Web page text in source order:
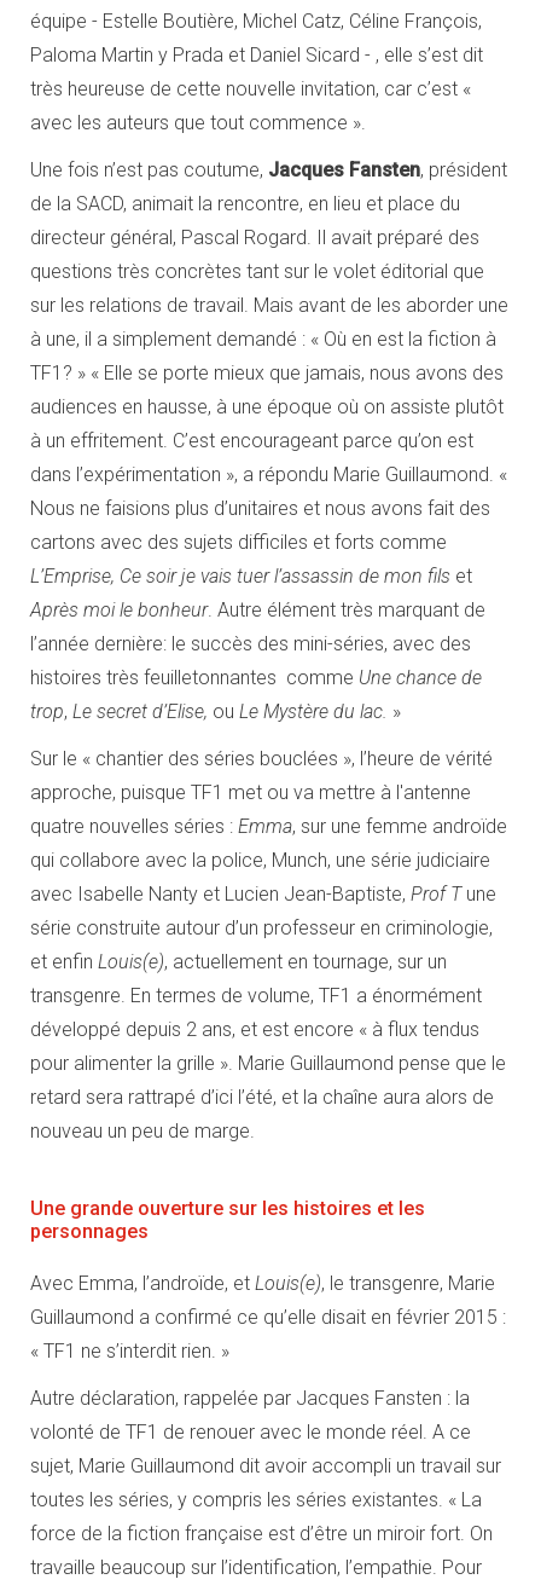
équipe - Estelle Boutière, Michel Catz, Céline François,
Paloma Martin y Prada et Daniel Sicard - , elle s’est dit
très heureuse de cette nouvelle invitation, car c’est «
avec les auteurs que tout commence ».
Une fois n’est pas coutume, Jacques Fansten, président
de la SACD, animait la rencontre, en lieu et place du
directeur général, Pascal Rogard. Il avait préparé des
questions très concrètes tant sur le volet éditorial que
sur les relations de travail. Mais avant de les aborder une
à une, il a simplement demandé : « Où en est la fiction à
TF1? » « Elle se porte mieux que jamais, nous avons des
audiences en hausse, à une époque où on assiste plutôt
à un effritement. C’est encourageant parce qu’on est
dans l’expérimentation », a répondu Marie Guillaumond. «
Nous ne faisions plus d’unitaires et nous avons fait des
cartons avec des sujets difficiles et forts comme
L’Emprise, Ce soir je vais tuer l’assassin de mon fils et
Après moi le bonheur. Autre élément très marquant de
l’année dernière: le succès des mini-séries, avec des
histoires très feuilletonnantes comme Une chance de
trop, Le secret d’Elise, ou Le Mystère du lac. »
Sur le « chantier des séries bouclées », l’heure de vérité
approche, puisque TF1 met ou va mettre à l'antenne
quatre nouvelles séries : Emma, sur une femme androïde
qui collabore avec la police, Munch, une série judiciaire
avec Isabelle Nanty et Lucien Jean-Baptiste, Prof Tune
série construite autour d’un professeur en criminologie,
et enfin Louis(e), actuellement en tournage, sur un
transgenre. En termes de volume, TF1 a énormément
développé depuis 2 ans, et est encore « à flux tendus
pour alimenter la grille ». Marie Guillaumond pense que le
retard sera rattrapé d’ici l’été, et la chaîne aura alors de
nouveau un peu de marge.
Une grande ouverture sur les histoires et les
personnages
Avec Emma, l’androïde, et Louis(e), le transgenre, Marie
Guillaumond a confirmé ce qu’elle disait en février 2015 :
« TF1 ne s’interdit rien. »
Autre déclaration, rappelée par Jacques Fansten : la
volonté de TF1 de renouer avec le monde réel. A ce
sujet, Marie Guillaumond dit avoir accompli un travail sur
toutes les séries, y compris les séries existantes. « La
force de la fiction française est d’être un miroir fort. On
travaille beaucoup sur l’identification, l’empathie. Pour